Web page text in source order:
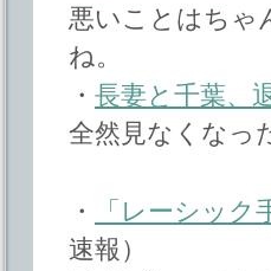
悪いことはちゃ
ね。
・ 長妻と千葉、
全然見なくなっ
・
「レーシッ
速報）